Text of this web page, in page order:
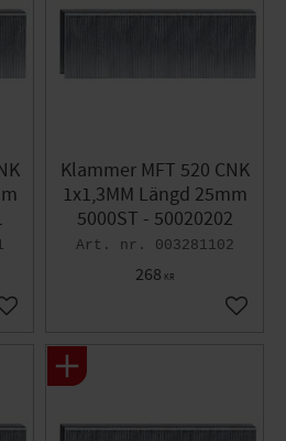
Lägg till i favoriter
Klammer MFT 520 CNK
1x1,3MM Längd 25mm
5000ST - 50020202
003281102
268 KR
Lägg